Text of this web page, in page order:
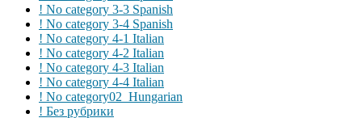
! No category 3-3 Spanish
! No category 3-4 Spanish
! No category 4-1 Italian
! No category 4-2 Italian
! No category 4-3 Italian
! No category 4-4 Italian
! No category02_Hungarian
! Без рубрики